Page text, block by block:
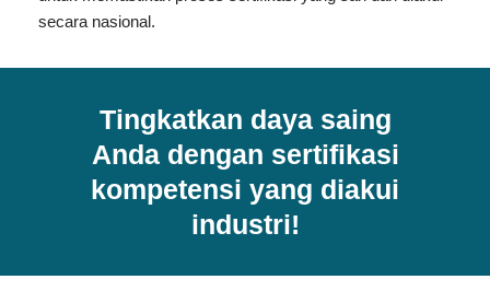
secara nasional.
Tingkatkan daya saing
Anda dengan sertifikasi
kompetensi yang diakui
industri!